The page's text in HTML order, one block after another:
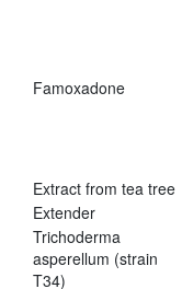
Famoxadone
Extract from tea tree
Extender
Trichoderma
asperellum (strain
T34)